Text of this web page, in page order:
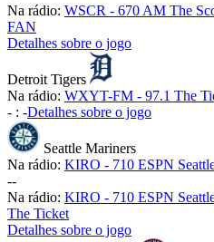
Na rádio: WSCR - 670 AM The
FAN
Detalhes sobre o jogo
Detroit Tigers
Na rádio: WXYT-FM - 97.1 The
- : -Detalhes sobre o jogo
Seattle Mariners
Na rádio: KIRO - 710 ESPN
--
Na rádio: KIRO - 710 ESPN
The Ticket
Detalhes sobre o jogo